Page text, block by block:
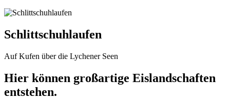
Schlittschuhlaufen
Auf Kufen über die Lychener Seen
Hier können großartige Eislandschaften
entstehen.